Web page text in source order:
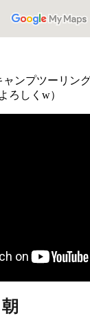
ャンプツーリン
ろしくw）